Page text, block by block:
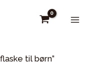
til børn”